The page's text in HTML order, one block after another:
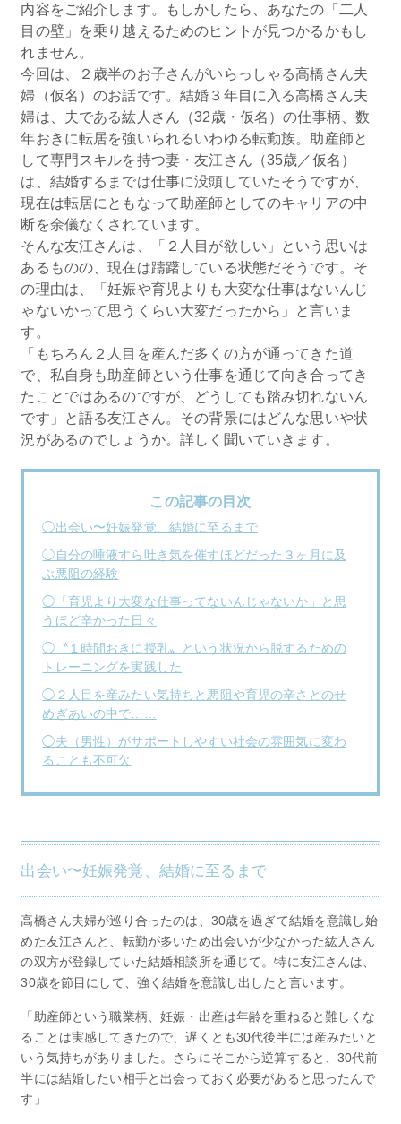
内容をご紹介します。もしかしたら、あなたの「二人
目の壁」を乗り越えるためのヒントが見つかるかもし
れません。
今回は、２歳半のお子さんがいらっしゃる高橋さん夫
婦（仮名）のお話です。結婚３年目に入る高橋さん夫
婦は、夫である紘人さん（32歳・仮名）の仕事柄、数
年おきに転居を強いられるいわゆる転勤族。助産師と
して専門スキルを持つ妻・友江さん（35歳／仮名）
は、結婚するまでは仕事に没頭していたそうですが、
現在は転居にともなって助産師としてのキャリアの中
断を余儀なくされています。
そんな友江さんは、「２人目が欲しい」という思いは
あるものの、現在は躊躇している状態だそうです。そ
の理由は、「妊娠や育児よりも大変な仕事はないんじ
ゃないかって思うくらい大変だったから」と言いま
す。
「もちろん２人目を産んだ多くの方が通ってきた道
で、私自身も助産師という仕事を通じて向き合ってき
たことではあるのですが、どうしても踏み切れないん
です」と語る友江さん。その背景にはどんな思いや状
況があるのでしょうか。詳しく聞いていきます。
この記事の目次
◯出会い〜妊娠発覚、結婚に至るまで
◯自分の唾液すら吐き気を催すほどだった３ヶ月に及
ぶ悪阻の経験
◯「育児より大変な仕事ってないんじゃないか」と思
うほど辛かった日々
◯〝１時間おきに授乳〟という状況から脱するための
トレーニングを実践した
◯２人目を産みたい気持ちと悪阻や育児の辛さとのせ
めぎあいの中で……
◯夫（男性）がサポートしやすい社会の雰囲気に変わ
ることも不可欠
出会い〜妊娠発覚、結婚に至るまで
高橋さん夫婦が巡り合ったのは、30歳を過ぎて結婚を意識し始
めた友江さんと、転勤が多いため出会いが少なかった紘人さん
の双方が登録していた結婚相談所を通じて。特に友江さんは、
30歳を節目にして、強く結婚を意識し出したと言います。
「助産師という職業柄、妊娠・出産は年齢を重ねると難しくな
ることは実感してきたので、遅くとも30代後半には産みたいと
いう気持ちがありました。さらにそこから逆算すると、30代前
半には結婚したい相手と出会っておく必要があると思ったんで
す」